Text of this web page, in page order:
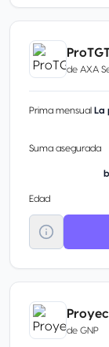
de AXA
Prima mensual La
Suma asegurada
Edad
de GNP